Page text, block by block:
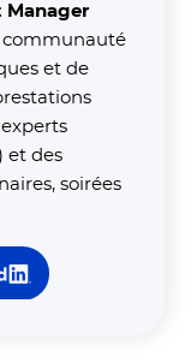
Manager
communauté
et de
et des
soirées